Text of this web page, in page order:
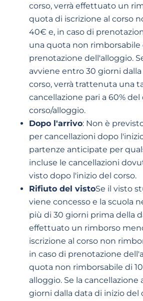
corso, verrà effettuato un
quota di iscrizione al corso
40€ e, in caso di
una quota non rimborsabile
prenotazione dell'alloggio.
avviene entro 30 giorni
corso, verrà trattenuta una
cancellazione pari a 60%
corso/alloggio.
Dopo l'arrivo: Non è
per cancellazioni dopo
partenze anticipate per
incluse le cancellazioni
visto dopo l'inizio del corso.
Rifiuto del vistoSe il visto
viene concesso e la scuola
più di 30 giorni prima della
effettuato un rimborso
iscrizione al corso non
in caso di prenotazione
quota non rimborsabile di
alloggio. Se la cancellazione
giorni dalla data di inizio del